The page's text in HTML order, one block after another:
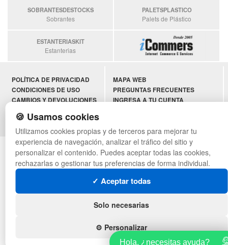
SOBRANTESDESTOCKS
Sobrantes
PALETSPLASTICO
Palets de Plástico
ESTANTERIASKIT
Estanterias
POLÍTICA DE PRIVACIDAD
CONDICIONES DE USO
CAMBIOS Y DEVOLUCIONES
QUIENES SOMOS
MAPA WEB
PREGUNTAS FRECUENTES
INGRESA A TU CUENTA
© asistentecompras.com - Todos los derechos reservados
🍪 Usamos cookies
Utilizamos cookies propias y de terceros para mejorar tu
experiencia de navegación, analizar el tráfico del sitio y
personalizar el contenido. Puedes aceptar todas las cookies,
rechazarlas o gestionar tus preferencias de forma individual.
✓ Aceptar todas
Solo necesarias
⚙️ Personalizar
Hola, ¿necesitas ayuda?